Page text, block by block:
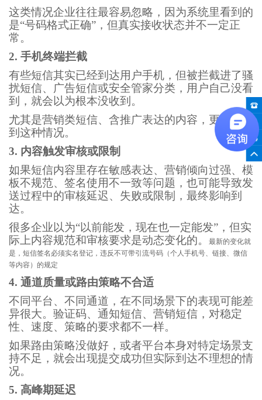
这类情况企业往往最容易忽略，因为系统里看到的
是“号码格式正确” ，但真实接收状态并不一定正
常。
2. 手机终端拦截
有些短信其实已经到达用户手机，但被拦截进了骚
扰短信、广告短信或安全管家分类，用户自己没看
到，就会以为根本没收到。
尤其是营销类短信、含推广表达的内容，更容易遇
到这种情况。
3. 内容触发审核或限制
如果短信内容里存在敏感表达、营销倾向过强、模
板不规范、签名使用不一致等问题，也可能导致发
送过程中的审核延迟、失败或限制，最终影响到
达。
很多企业以为“以前能发，现在也一定能发” ，但实
际上内容规范和审核要求是动态变化的。
最新的变化就
是，短信签名必须实名登记，违反不可带引流号码（个人手机号、链接、微信
等内容）的规定
4. 通道质量或路由策略不合适
不同平台、不同通道，在不同场景下的表现可能差
异很大。验证码、通知短信、营销短信，对稳定
性、速度、策略的要求都不一样。
如果路由策略没做好，或者平台本身对特定场景支
持不足，就会出现提交成功但实际到达不理想的情
况。
5. 高峰期延迟